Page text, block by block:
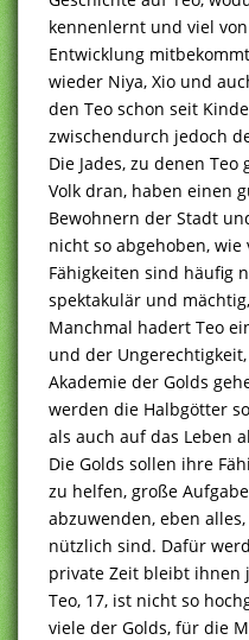
kennenlernt und viel
Entwicklung
wieder Niya, Xio und
den Teo schon seit
zwischendurch jedoch
Die Jades, zu denen
Volk dran, haben einen
Bewohnern der Stadt
nicht so abgehoben,
Fähigkeiten sind häufig
spektakulär und
Manchmal hadert Teo
und der
Akademie der Golds
werden die Halbgötter
als auch auf das Leben
Die Golds sollen ihre
zu helfen, große
abzuwenden, eben
nützlich sind. Dafür
private Zeit bleibt ihnen
Teo, 17, ist nicht so
viele der Golds, für die